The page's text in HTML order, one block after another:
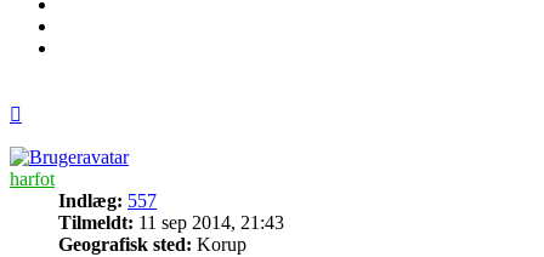
harfot
Indlæg: 557
Tilmeldt: 11 sep 2014, 21:43
Geografisk sted: Korup